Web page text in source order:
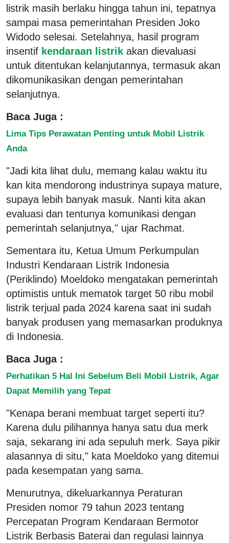
listrik masih berlaku hingga tahun ini, tepatnya
sampai masa pemerintahan Presiden Joko
Widodo selesai. Setelahnya, hasil program
insentif kendaraan listrik akan dievaluasi
untuk ditentukan kelanjutannya, termasuk akan
dikomunikasikan dengan pemerintahan
selanjutnya.
Baca Juga :
Lima Tips Perawatan Penting untuk Mobil Listrik
Anda
"Jadi kita lihat dulu, memang kalau waktu itu
kan kita mendorong industrinya supaya mature,
supaya lebih banyak masuk. Nanti kita akan
evaluasi dan tentunya komunikasi dengan
pemerintah selanjutnya," ujar Rachmat.
Sementara itu, Ketua Umum Perkumpulan
Industri Kendaraan Listrik Indonesia
(Periklindo) Moeldoko mengatakan pemerintah
optimistis untuk mematok target 50 ribu mobil
listrik terjual pada 2024 karena saat ini sudah
banyak produsen yang memasarkan produknya
di Indonesia.
Baca Juga :
Perhatikan 5 Hal Ini Sebelum Beli Mobil Listrik, Agar
Dapat Memilih yang Tepat
"Kenapa berani membuat target seperti itu?
Karena dulu pilihannya hanya satu dua merk
saja, sekarang ini ada sepuluh merk. Saya pikir
alasannya di situ," kata Moeldoko yang ditemui
pada kesempatan yang sama.
Menurutnya, dikeluarkannya Peraturan
Presiden nomor 79 tahun 2023 tentang
Percepatan Program Kendaraan Bermotor
Listrik Berbasis Baterai dan regulasi lainnya